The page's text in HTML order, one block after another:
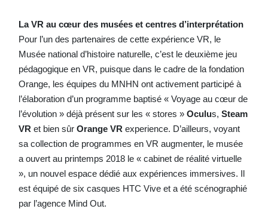
La VR au cœur des musées et centres d’interprétation
Pour l’un des partenaires de cette expérience VR, le
Musée national d’histoire naturelle, c’est le deuxième jeu
pédagogique en VR, puisque dans le cadre de la fondation
Orange, les équipes du MNHN ont activement participé à
l’élaboration d’un programme baptisé « Voyage au cœur de
l’évolution » déjà présent sur les « stores » Oculus, Steam
VR et bien sûr Orange VR experience. D’ailleurs, voyant
sa collection de programmes en VR augmenter, le musée
a ouvert au printemps 2018 le « cabinet de réalité virtuelle
», un nouvel espace dédié aux expériences immersives. Il
est équipé de six casques HTC Vive et a été scénographié
par l’agence Mind Out.